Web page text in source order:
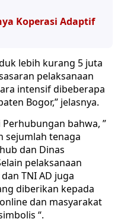
Koperasi Adaptif
lebih kurang 5 juta
pelaksanaan
intensif dibeberapa
Bogor,” jelasnya.
bahwa, ”
sejumlah tenaga
dan Dinas
pelaksanaan
TNI AD juga
diberikan kepada
dan masyarakat
“.